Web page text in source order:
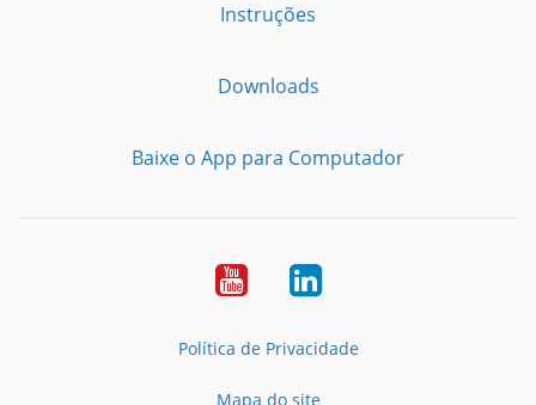
Instruções
Downloads
Baixe o App para Computador
YoutubeLinkedIn
Política de Privacidade
Mapa do site